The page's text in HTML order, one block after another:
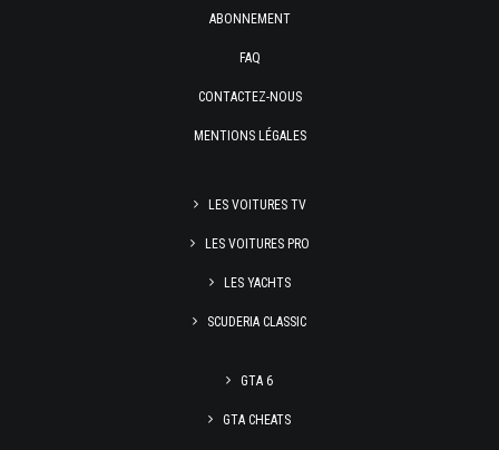
ABONNEMENT
FAQ
CONTACTEZ-NOUS
MENTIONS LÉGALES
LES VOITURES TV
LES VOITURES PRO
LES YACHTS
SCUDERIA CLASSIC
GTA 6
GTA CHEATS